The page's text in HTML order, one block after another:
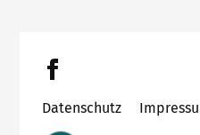
Datenschutz